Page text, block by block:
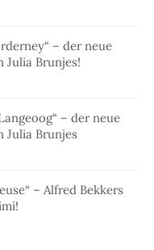
– der neue
Julia Brunjes!
– der neue
Julia Brunjes
– Alfred Bekkers